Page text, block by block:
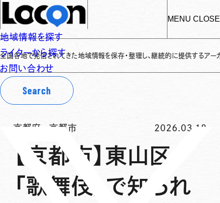
MENU CLOSE
地域情報を探す
ライターから探す
お問い合わせ
Search
信されてきた地域情報を保存・整理し、継続的に提供するアーカイブサイト
京都府 -京都市 2026.03.18
【京都市】東山区
「歌舞伎」で知られ